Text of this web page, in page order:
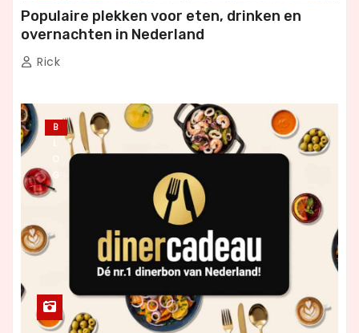
Populaire plekken voor eten, drinken en
overnachten in Nederland
Rick
B
L
O
G